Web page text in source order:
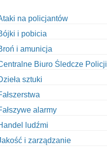
na policjantów
i pobicia
i amunicja
Biuro Śledcze Policji
sztuki
alarmy
ludźmi
i zarządzanie